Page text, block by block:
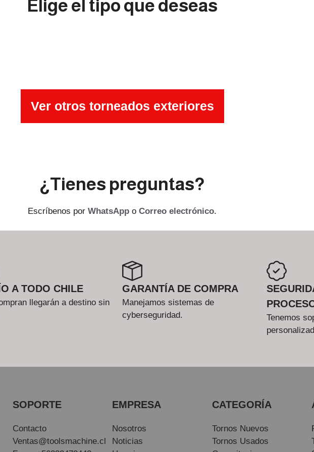
Elige el tipo que deseas
Ver otros torneados exteriores
¿Tienes preguntas?
Escríbenos por WhatsApp o Correo electrónico.
A TODO CHILE
llegarán a destino sin
GARANTÍA DE COMPRA
Manejamos sistemas de
cyberseguridad.
Tenemos
SOPORTE
Contacto
Ventas@toolsmachine.cl
EMPRESA
Nosotros
Noticias
CATEGORÍA
Tornos Nuevos
Tornos Usados